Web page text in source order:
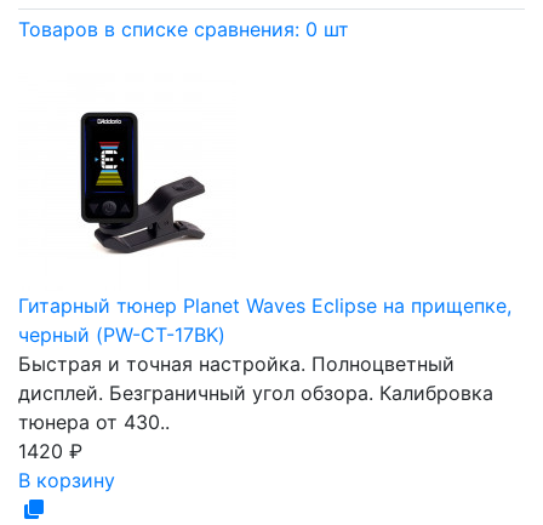
Товаров в списке сравнения: 0 шт
Гитарный тюнер Planet Waves Eclipse на прищепке,
черный (PW-CT-17BK)
Быстрая и точная настройка. Полноцветный
дисплей. Безграничный угол обзора. Калибровка
тюнера от 430..
1420 ₽
В корзину